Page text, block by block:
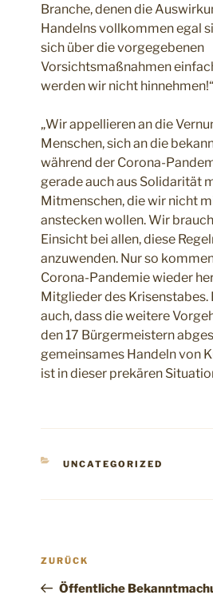
Branche, denen die
Handelns vollkommen egal
sich über die vorgegebenen
Vorsichtsmaßnahmen
werden wir nicht hinnehmen!“
„Wir appellieren an die
Menschen, sich an die
während der Corona-
gerade auch aus Solidarität
Mitmenschen, die wir nicht
anstecken wollen. Wir
Einsicht bei allen, diese
anzuwenden. Nur so
Corona-Pandemie wieder
Mitglieder des Krisenstabes.
auch, dass die weitere
den 17 Bürgermeistern
gemeinsames Handeln von
ist in dieser prekären
KATEGORIEN
UNCATEGORIZED
Vorheriger
Beitrag
ZURÜCK
Öffentliche